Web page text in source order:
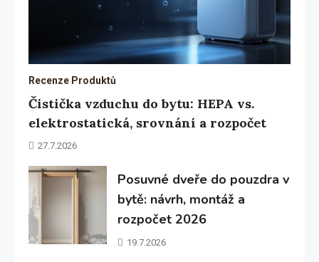
Recenze Produktů
Čistička vzduchu do bytu: HEPA vs.
elektrostatická, srovnání a rozpočet
27.7.2026
Posuvné dveře do pouzdra v
bytě: návrh, montáž a
rozpočet 2026
19.7.2026